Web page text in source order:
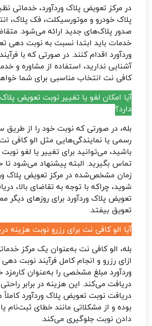
در مرکز تعویض پلاک وردآورد، خدماتی
پلاک خودرو و موتورسیکلت، فک پلاک،
صدور پلاک‌های جدید ارائه می‌شود.
خدمات باید ابتدا نسبت به نوبت دهی
وردآورد اقدام کنند. در صورتی که با
آشنایی ندارید، استفاده از مشاوره و
کافی نت انتخاب مناسبی برای شما
آیا امکان لغو یا تغییر نوبت تعویض
دارد؟
بله، در صورتی که نوبت خود را از طریق
رسمی یا نمایندگی‌هایی مثل الو کافی
باشید، می‌توانید برای تغییر یا لغو
تماس بگیرید. البته پیشنهاد می‌شود تا
زمان مشخص‌شده در مرکز تعویض پلاک
شوید، چراکه با توجه به تقاضای بالا،
تعویض پلاک وردآورد برای روزهای
تعویق بیفتد.
آیا الو کافی نت برای رزرو نوبت هزینه
بله، الو کافی نت به‌عنوان یک مرکز
ازای رزرو و انجام کامل فرآیند نوبت
وردآورد مبلغ مشخصی را به‌عنوان
دریافت می‌کند. این هزینه در برابر
دریافت نوبت تعویض پلاک وردآورد
بوده و از مشکلاتی مانند خطای ثبت‌نام
دادن نوبت جلوگیری می‌کند.